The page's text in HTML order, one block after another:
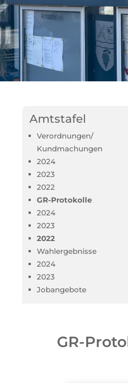
Amtstafel
Verordnungen/
Kundmachungen
2024
2023
2022
GR-Protokolle
2024
2023
2022
Wahlergebnisse
2024
2023
Jobangebote
GR-